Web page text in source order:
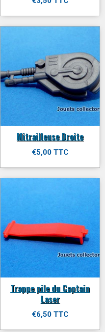
Mitrailleuse Droite
€5,00 TTC
Trappe pile du Captain
Laser
€6,50 TTC